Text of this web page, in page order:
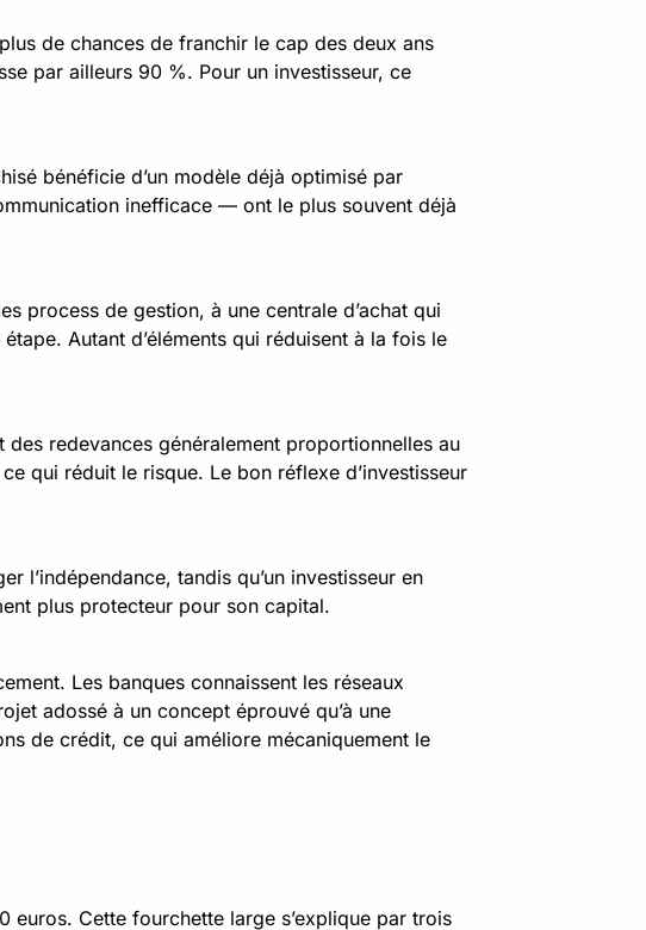
de chances de franchir le cap des deux ans
par ailleurs 90 %. Pour un investisseur, ce
bénéficie d’un modèle déjà optimisé par
inefficace — ont le plus souvent déjà
process de gestion, à une centrale d’achat qui
Autant d’éléments qui réduisent à la fois le
redevances généralement proportionnelles au
qui réduit le risque. Le bon réflexe d’investisseur
l’indépendance, tandis qu’un investisseur en
plus protecteur pour son capital.
Les banques connaissent les réseaux
adossé à un concept éprouvé qu’à une
de crédit, ce qui améliore mécaniquement le
euros. Cette fourchette large s’explique par trois